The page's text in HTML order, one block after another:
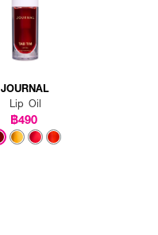
JOURNAL
Lip Oil
฿490